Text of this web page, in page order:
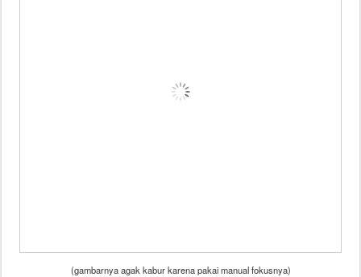
(gambarnya agak kabur karena pakai manual fokusnya)